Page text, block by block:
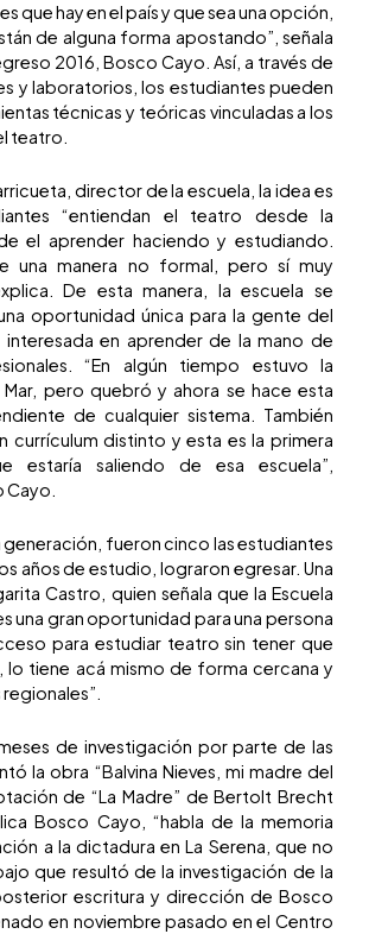
que hay en el país y que sea una opción,
de alguna forma apostando”, señala
2016, Bosco Cayo. Así, a través de
y laboratorios, los estudiantes pueden
técnicas y teóricas vinculadas a los
teatro.
director de la escuela, la idea es
“entiendan el teatro desde la
el aprender haciendo y estudiando.
una manera no formal, pero sí muy
De esta manera, la escuela se
oportunidad única para la gente del
en aprender de la mano de
“En algún tiempo estuvo la
Mar, pero quebró y ahora se hace esta
de cualquier sistema. También
currículum distinto y esta es la primera
estaría saliendo de esa escuela”,
generación, fueron cinco las estudiantes
años de estudio, lograron egresar. Una
Castro, quien señala que la Escuela
una gran oportunidad para una persona
para estudiar teatro sin tener que
lo tiene acá mismo de forma cercana y
de investigación por parte de las
la obra “Balvina Nieves, mi madre del
de “La Madre” de Bertolt Brecht
Bosco Cayo, “habla de la memoria
a la dictadura en La Serena, que no
que resultó de la investigación de la
escritura y dirección de Bosco
en noviembre pasado en el Centro